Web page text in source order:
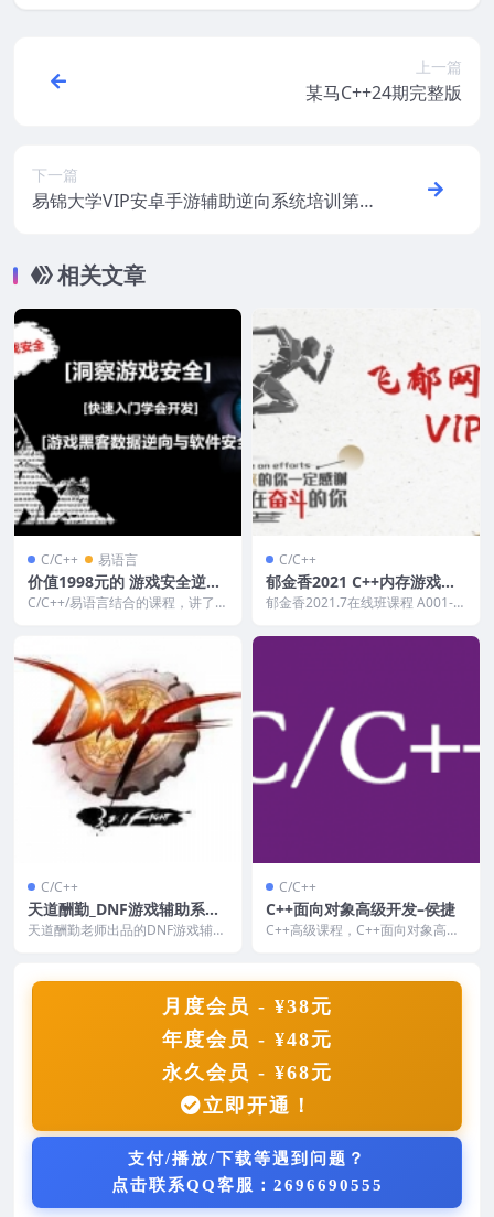
上一篇
某马C++24期完整版
下一篇
易锦大学VIP安卓手游辅助逆向系统培训第5
相关文章
C/C++ 易语言
价值1998元的 游戏安全逆向
工程师：从入门到精通视频
C/C++/易语言结合的课程，讲了很
C/C++
郁金香2021 C++内存游戏辅
助教程
郁金香2021.7在线班课程 A001-游
没有，...
C/C++
天道酬勤_DNF游戏辅助系列
VIP培训教程
天道酬勤老师出品的DNF游戏辅助
C/C++
C++面向对象高级开发–侯捷
C++高级课程，C++面向对象高级
月度会员 - ¥38元
年度会员 - ¥48元
永久会员 - ¥68元
立即开通！
支付/播放/下载等遇到问题？
点击联系QQ客服：2696690555